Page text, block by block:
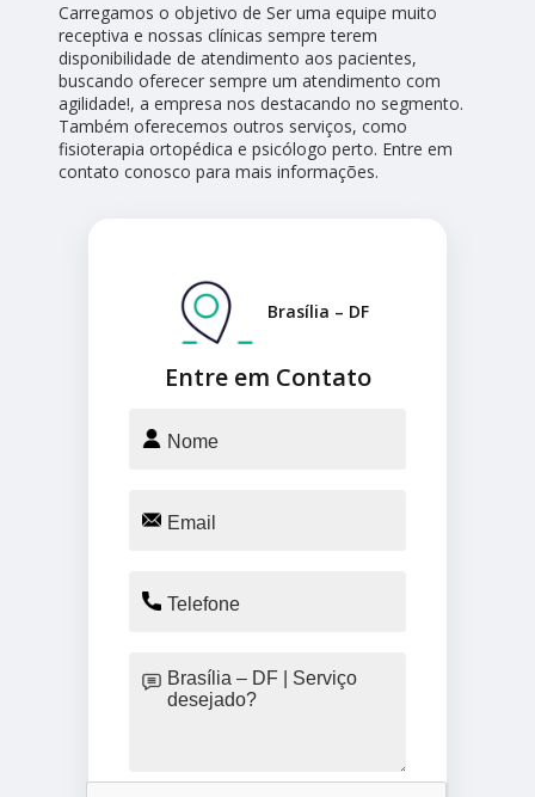
Carregamos o objetivo de Ser uma equipe muito
receptiva e nossas clínicas sempre terem
disponibilidade de atendimento aos pacientes,
buscando oferecer sempre um atendimento com
agilidade!, a empresa nos destacando no segmento.
Também oferecemos outros serviços, como
fisioterapia ortopédica e psicólogo perto. Entre em
contato conosco para mais informações.
Entre em Contato
Brasília – DF